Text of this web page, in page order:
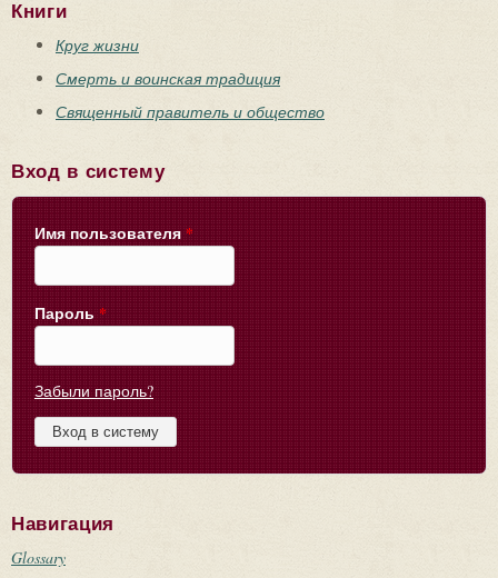
Книги
Круг жизни
Смерть и воинская традиция
Священный правитель и общество
Вход в систему
Имя пользователя *
Пароль *
Забыли пароль?
Навигация
Glossary